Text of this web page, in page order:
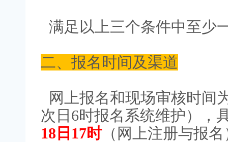
满足以上三个条件中至少
二、 报名时间及渠道
网上报名和现场审核时间
次日6时报名系统维护），
18日17时（网上注册与报名